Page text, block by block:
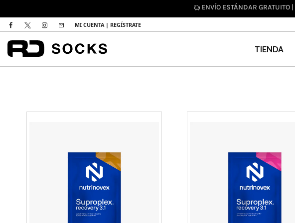
ENVÍO ESTÁNDAR GRATUITO |
MI CUENTA | REGÍSTRATE
TIENDA